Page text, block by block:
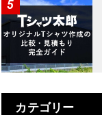
カテゴリー